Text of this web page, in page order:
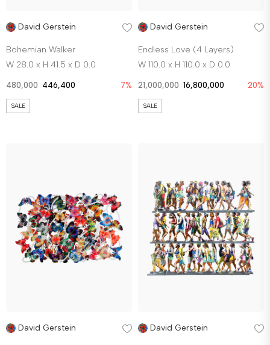
David Gerstein
Bohemian Walker
W 28.0 x H 41.5 x D 0.0
480,000 446,400 7%
SALE
David Gerstein
Endless Love (4 Layers)
W 110.0 x H 110.0 x D 0.0
21,000,000 16,800,000 20%
SALE
David Gerstein David Gerstein